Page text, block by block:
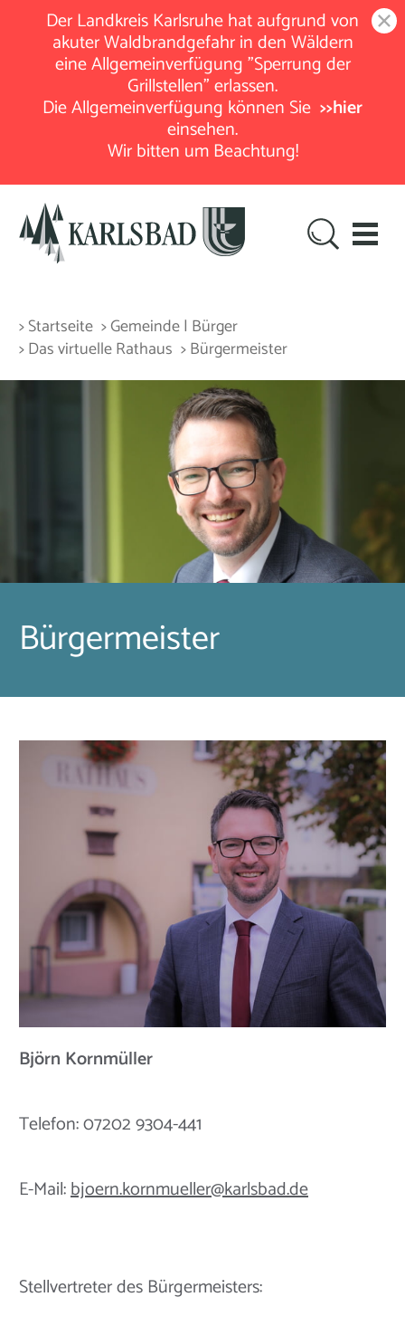
Der Landkreis Karlsruhe hat aufgrund von
akuter Waldbrandgefahr in den Wäldern
eine Allgemeinverfügung "Sperrung der
Grillstellen" erlassen.
Die Allgemeinverfügung können Sie >>hier
einsehen.
Wir bitten um Beachtung!
> Startseite > Gemeinde | Bürger
> Das virtuelle Rathaus > Bürgermeister
Bürgermeister
Björn Kornmüller
Telefon: 07202 9304-441
E-Mail:bjoern.kornmueller@karlsbad.de
Stellvertreter des Bürgermeisters: